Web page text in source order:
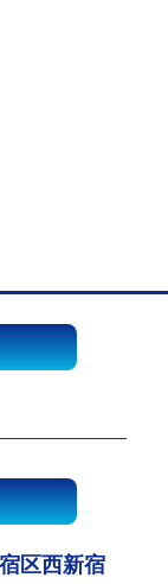
区西新宿